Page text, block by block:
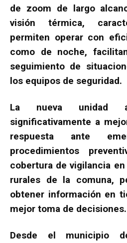
de zoom de largo
visión térmica,
permiten operar con
como de noche,
seguimiento de
los equipos de seguridad.
La nueva unidad
significativamente a
respuesta ante
procedimientos
cobertura de vigilancia
rurales de la comuna,
obtener información en
mejor toma de decisiones.
Desde el municipio